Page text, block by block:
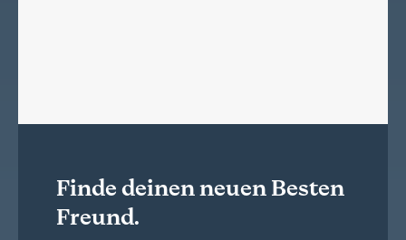
Finde deinen neuen Besten
Freund.